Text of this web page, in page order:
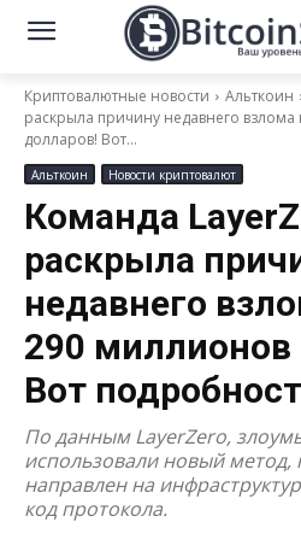
Криптовалютные новости Альткоин
раскрыла причину недавнего
долларов! Вот...
Альткоин Новости криптовалют
Команда
раскрыла
недавнего
290 миллионов
Вот
По данным LayerZero,
использовали новый
направлен на
код протокола.